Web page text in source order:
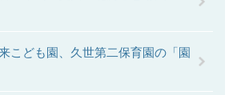
こども園、久世第二保育園の「園